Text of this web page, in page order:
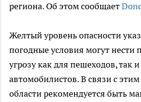
региона. Об этом сообщает
Желтый уровень опасности
погодные условия могут нести
угрозу как для пешеходов, так
автомобилистов. В связи с
области рекомендуется быть